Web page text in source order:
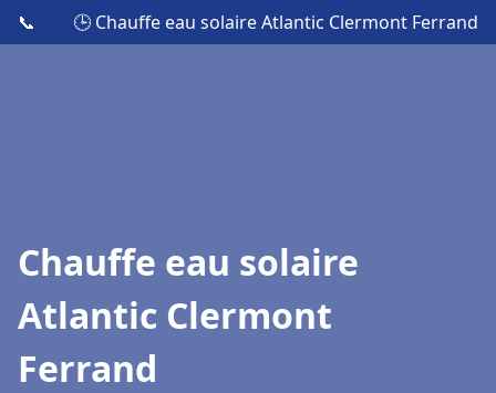
📞 🕒 Chauffe eau solaire Atlantic Clermont Ferrand
Chauffe eau solaire
Atlantic Clermont
Ferrand